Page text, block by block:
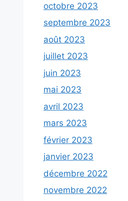
octobre 2023
septembre 2023
août 2023
juillet 2023
juin 2023
mai 2023
avril 2023
mars 2023
février 2023
janvier 2023
décembre 2022
novembre 2022